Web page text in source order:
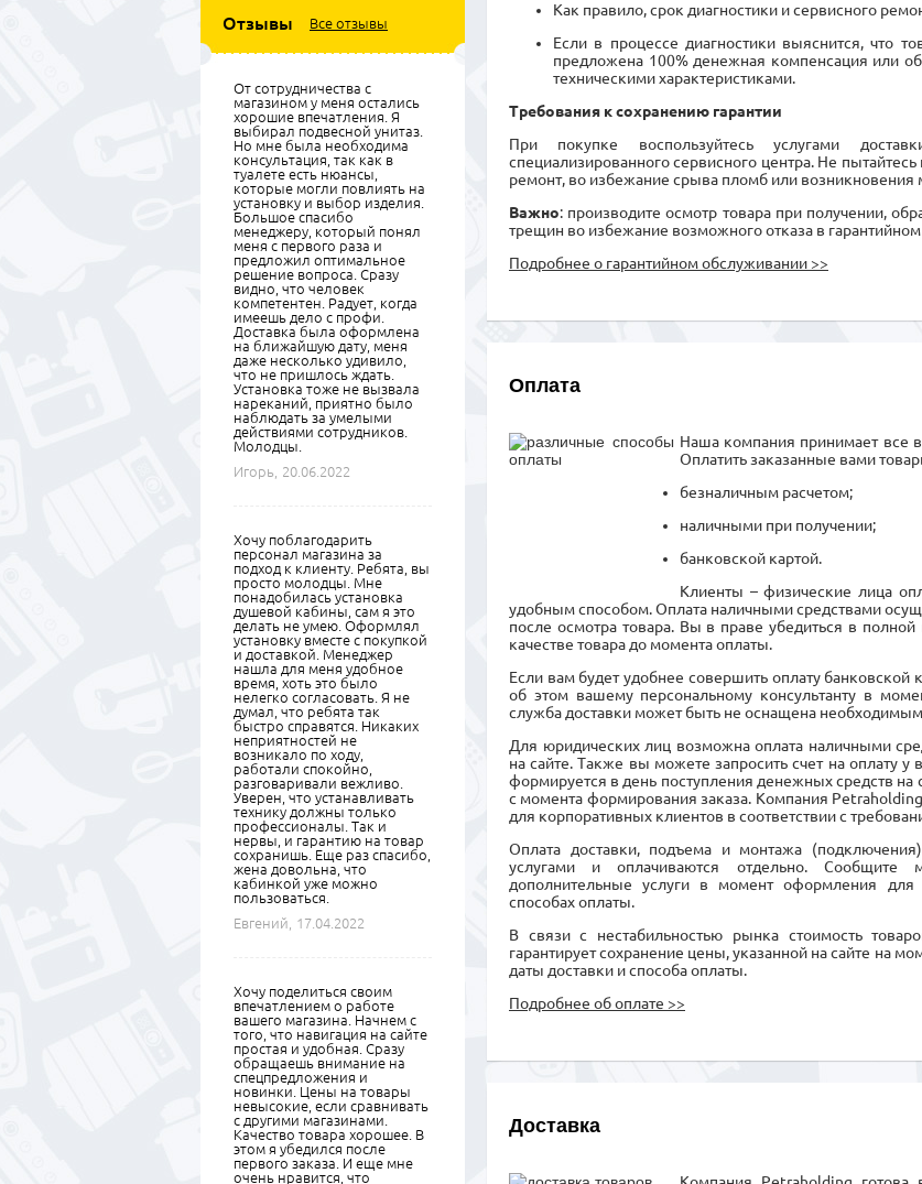
Как правило, срок диагностики и сервисного
Если в процессе диагностики выяснится, что
предложена 100% денежная компенсация или
техническими характеристиками.
Требования к сохранению гарантии
При покупке воспользуйтесь услугами
специализированного сервисного центра. Не
ремонт, во избежание срыва пломб или возникновения
Важно: производите осмотр товара при получении,
трещин во избежание возможного отказа в
Подробнее о гарантийном обслуживании >>
Оплата
Наша компания принимает все
Оплатить заказанные вами
безналичным расчетом;
наличными при получении;
банковской картой.
Клиенты – физические лица
удобным способом. Оплата наличными средствами
после осмотра товара. Вы в праве убедиться в полной
качестве товара до момента оплаты.
Если вам будет удобнее совершить оплату банковской
об этом вашему персональному консультанту в
служба доставки может быть не оснащена
Для юридических лиц возможна оплата наличными
на сайте. Также вы можете запросить счет на оплату у
формируется в день поступления денежных средств на
с момента формирования заказа. Компания
для корпоративных клиентов в соответствии с
Оплата доставки, подъема и монтажа
услугами и оплачиваются отдельно.
дополнительные услуги в момент оформления
способах оплаты.
В связи с нестабильностью рынка стоимость
гарантирует сохранение цены, указанной на сайте на
даты доставки и способа оплаты.
Подробнее об оплате >>
Доставка
Отзывы Все отзывы
От сотрудничества с
магазином у меня остались
хорошие впечатления. Я
выбирал подвесной унитаз.
Но мне была необходима
консультация, так как в
туалете есть нюансы,
которые могли повлиять на
установку и выбор изделия.
Большое спасибо
менеджеру, который понял
меня с первого раза и
предложил оптимальное
решение вопроса. Сразу
видно, что человек
компетентен. Радует, когда
имеешь дело с профи.
Доставка была оформлена
на ближайшую дату, меня
даже несколько удивило,
что не пришлось ждать.
Установка тоже не вызвала
нареканий, приятно было
наблюдать за умелыми
действиями сотрудников.
Молодцы.
Игорь,
20.06.2022
Хочу поблагодарить
персонал магазина за
подход к клиенту. Ребята, вы
просто молодцы. Мне
понадобилась установка
душевой кабины, сам я это
делать не умею. Оформлял
установку вместе с покупкой
и доставкой. Менеджер
нашла для меня удобное
время, хоть это было
нелегко согласовать. Я не
думал, что ребята так
быстро справятся. Никаких
неприятностей не
возникало по ходу,
работали спокойно,
разговаривали вежливо.
Уверен, что устанавливать
технику должны только
профессионалы. Так и
нервы, и гарантию на товар
сохранишь. Еще раз спасибо,
жена довольна, что
кабинкой уже можно
пользоваться.
Евгений,
17.04.2022
Хочу поделиться своим
впечатлением о работе
вашего магазина. Начнем с
того, что навигация на сайте
простая и удобная. Сразу
обращаешь внимание на
спецпредложения и
новинки. Цены на товары
невысокие, если сравнивать
с другими магазинами.
Качество товара хорошее. В
этом я убедился после
первого заказа. И еще мне
очень нравится, что